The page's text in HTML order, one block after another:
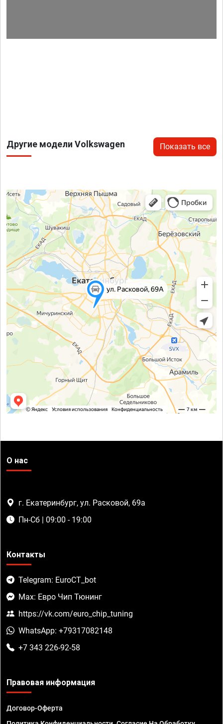
Другие модели Volkswagen Показать все
О нас
г. Екатеринбург, ул. Расковой, 69а
Пн-Сб | 09:00 - 19:00
Контакты
Telegram: EuroCT_bot
Max: Евро Чип Тюнинг
https://vk.com/euro_chip_tuning
WhatsApp: +79317082148
+7 343 226-92-58
Правовая информация
Договор-Оферта